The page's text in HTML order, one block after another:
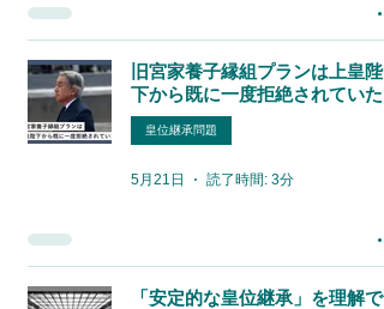
旧宮家養子縁組プランは上皇陛
下から既に一度拒絶されていた
皇位継承問題
5月21日 読了時間: 3分
「安定的な皇位継承」を理解で